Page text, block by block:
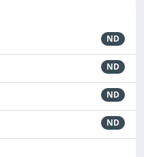
ND
ND
ND
ND